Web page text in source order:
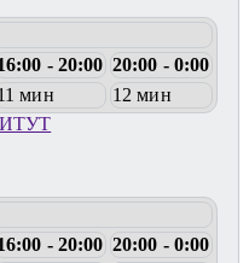
- 20:00 20:00 - 0:00
мин
12 мин
- 20:00 20:00 - 0:00